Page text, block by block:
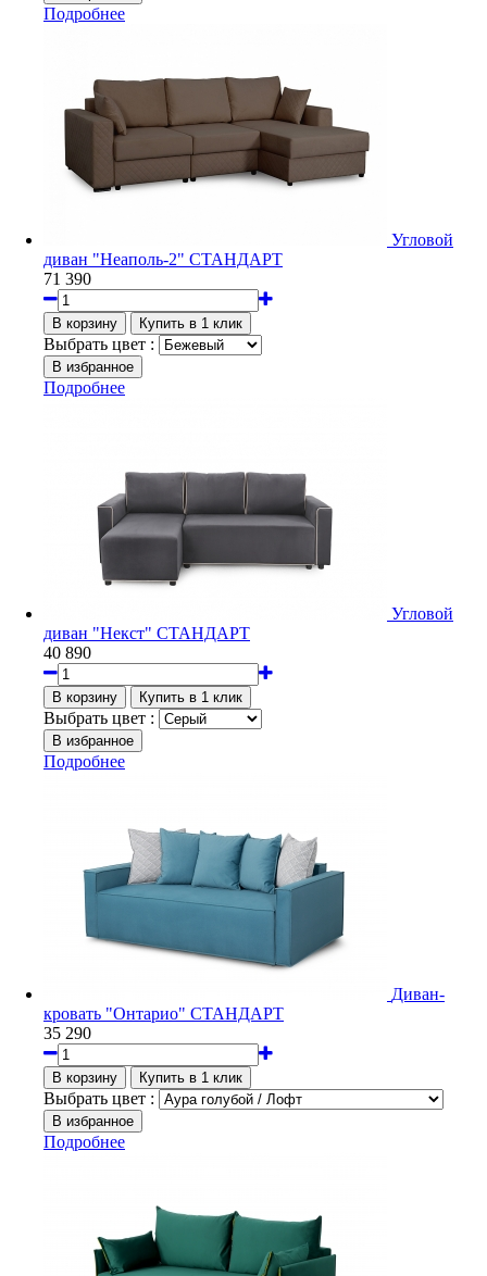
Подробнее
Угловой
диван "Неаполь-2" СТАНДАРТ
71 390
Выбрать цвет :
Подробнее
Угловой
диван "Некст" СТАНДАРТ
40 890
Выбрать цвет :
Подробнее
Диван-
кровать "Онтарио" СТАНДАРТ
35 290
Выбрать цвет :
Подробнее